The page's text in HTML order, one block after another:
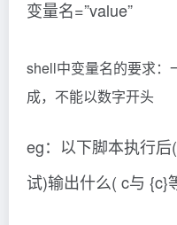
变量名=”value”
shell中变量名的要求：
成，不能以数字开头
eg：以下脚本执行
试)输出什么( c与 {c}